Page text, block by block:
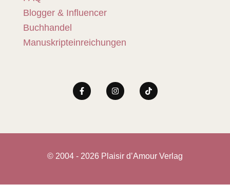
Blogger & Influencer
Buchhandel
Manuskripteinreichungen
© 2004 - 2026 Plaisir d’Amour Verlag